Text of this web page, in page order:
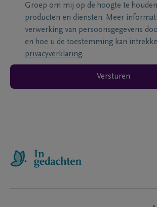
Groep om mij op de hoogte te
producten en diensten. Meer
verwerking van persoonsgegevens
en hoe u de toestemming kan
privacyverklaring.
Versturen